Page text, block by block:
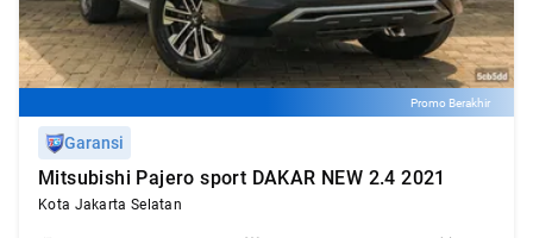
Promo Berakhir
Garansi
Mitsubishi Pajero sport DAKAR NEW 2.4 2021
Kota Jakarta Selatan